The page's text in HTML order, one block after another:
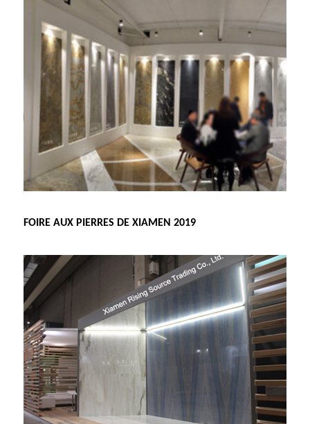
FOIRE AUX PIERRES DE XIAMEN 2019